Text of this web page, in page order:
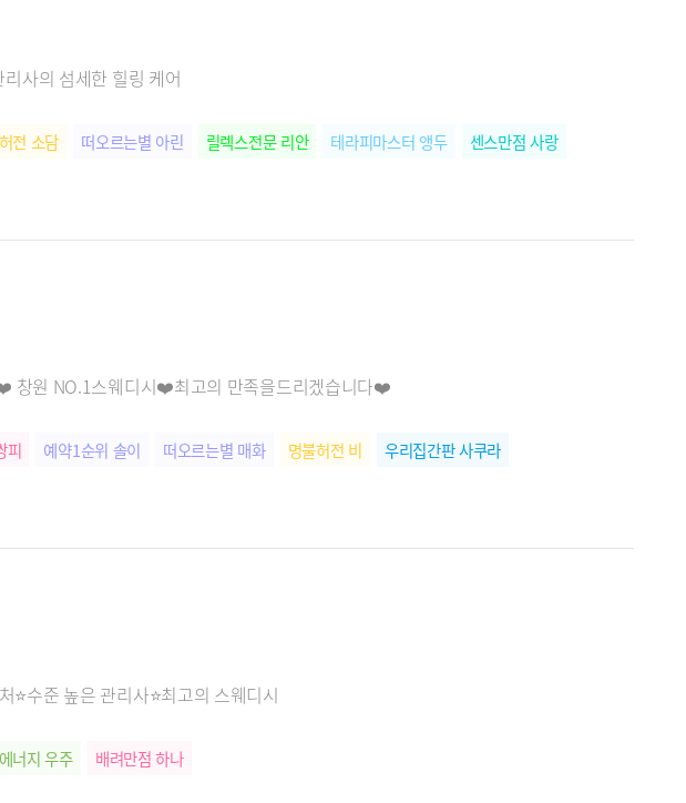
사의 섬세한 힐링 케어
전 소담 떠오르는별 아린 릴렉스전문 리안 테라피마스터 앵두
센스만점 사랑
창원 NO.1스웨디시❤️최고의 만족을드리겠습니다❤️
피 예약1순위 솔이 떠오르는별 매화 명불허전 비
우리집간판 사쿠라
⭐수준 높은 관리사⭐최고의 스웨디시
너지 우주 배려만점 하나